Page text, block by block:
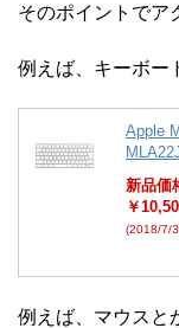
そのポイントでア
例えば、キーボー
Apple
新品価
￥
(2018/7/
例えば、マウスと